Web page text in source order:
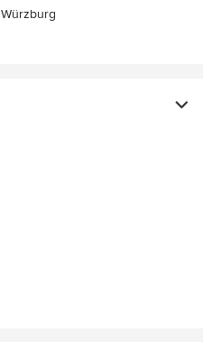
Würzburg